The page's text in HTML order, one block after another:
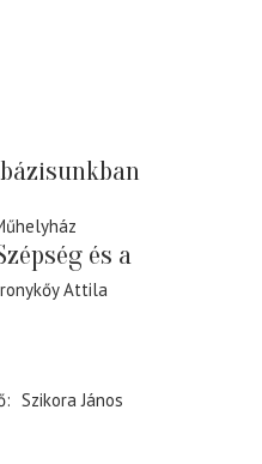
és a
Attila
Szikora János